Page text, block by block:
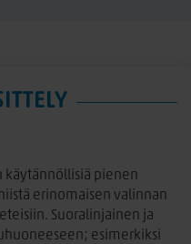
käytännöllisiä pienen
erinomaisen valinnan
Suoralinjainen ja
esimerkiksi